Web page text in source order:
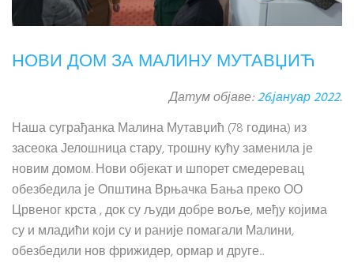
НОВИ ДОМ ЗА МАЛИНУ МУТАВЏИЋ
Датум објаве:26.јануар 2022.
Наша суграђанка Малина Мутавџић (78 година) из
засеока Јелошница стару, трошну кућу заменила је
новим домом. Нови објекат и шпорет смедеревац
обезбедила је Општина Врњачка Бања преко ОО
Црвеног крста , док су људи добре воље, међу којима
су и младићи који су и раније помагали Малини,
обезбедили нов фрижидер, ормар и друге...